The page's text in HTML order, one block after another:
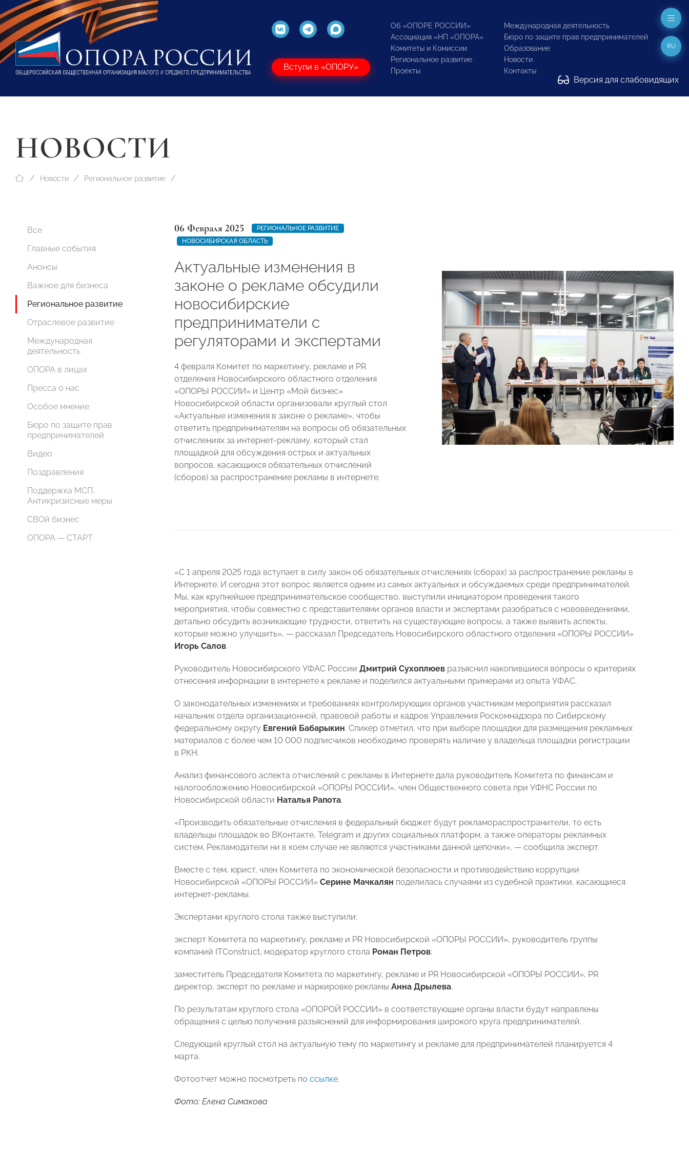
Вступи в «ОПОРУ»
Об «ОПОРЕ РОССИИ»
Ассоциация «НП «ОПОРА»
Комитеты и Комиссии
Региональное развитие
Проекты
Международная деятельность
Бюро по защите прав предпринимателей
Образование
Новости
Контакты
Версия для слабовидящих
RU
НОВОСТИ
Новости Региональное развитие
Все
Главные события
Анонсы
Важное для бизнеса
Региональное развитие
Отраслевое развитие
Международная
деятельность
ОПОРА в лицах
Пресса о нас
Особое мнение
Бюро по защите прав
предпринимателей
Видео
Поздравления
Поддержка МСП.
Антикризисные меры
СВОй бизнес
ОПОРА — СТАРТ
06 Февраля 2025
РЕГИОНАЛЬНОЕ РАЗВИТИЕ
НОВОСИБИРСКАЯ ОБЛАСТЬ
Актуальные изменения в
законе о рекламе обсудили
новосибирские
предприниматели с
регуляторами и экспертами
4 февраля Комитет по маркетингу, рекламе и PR
отделения Новосибирского областного отделения
«ОПОРЫ РОССИИ» и Центр «Мой бизнес»
Новосибирской области организовали круглый стол
«Актуальные изменения в законе о рекламе», чтобы
ответить предпринимателям на вопросы об обязательных
отчислениях за интернет-рекламу, который стал
площадкой для обсуждения острых и актуальных
вопросов, касающихся обязательных отчислений
(сборов) за распространение рекламы в интернете.
«С 1 апреля 2025 года вступает в силу закон об обязательных отчислениях (сборах) за распространение рекламы в
Интернете. И сегодня этот вопрос является одним из самых актуальных и обсуждаемых среди предпринимателей.
Мы, как крупнейшее предпринимательское сообщество, выступили инициатором проведения такого
мероприятия, чтобы совместно с представителями органов власти и экспертами разобраться с нововведениями,
детально обсудить возникающие трудности, ответить на существующие вопросы, а также выявить аспекты,
которые можно улучшить», — рассказал Председатель Новосибирского областного отделения «ОПОРЫ РОССИИ»
Игорь Салов.
Руководитель Новосибирского УФАС России Дмитрий Сухоплюев разъяснил накопившиеся вопросы о критериях
отнесения информации в интернете к рекламе и поделился актуальными примерами из опыта УФАС.
О законодательных изменениях и требованиях контролирующих органов участникам мероприятия рассказал
начальник отдела организационной, правовой работы и кадров Управления Роскомнадзора по Сибирскому
федеральному округу Евгений Бабарыкин. Спикер отметил, что при выборе площадки для размещения рекламных
материалов с более чем 10 000 подписчиков необходимо проверять наличие у владельца площадки регистрации
в РКН.
Анализ финансового аспекта отчислений с рекламы в Интернете дала руководитель Комитета по финансам и
налогообложению Новосибирской «ОПОРЫ РОССИИ», член Общественного совета при УФНС России по
Новосибирской области Наталья Рапота.
«Производить обязательные отчисления в федеральный бюджет будут рекламораспространители, то есть
владельцы площадок во ВКонтакте, Telegram и других социальных платформ, а также операторы рекламных
систем. Рекламодатели ни в коем случае не являются участниками данной цепочки», — сообщила эксперт.
Вместе с тем, юрист, член Комитета по экономической безопасности и противодействию коррупции
Новосибирской «ОПОРЫ РОССИИ» Серине Мачкалян поделилась случаями из судебной практики, касающиеся
интернет-рекламы.
Экспертами круглого стола также выступили:
эксперт Комитета по маркетингу, рекламе и PR Новосибирской «ОПОРЫ РОССИИ», руководитель группы
компаний ITConstruct, модератор круглого стола Роман Петров;
заместитель Председателя Комитета по маркетингу, рекламе и PR Новосибирской «ОПОРЫ РОССИИ», PR
директор, эксперт по рекламе и маркировке рекламы Анна Дрылева.
По результатам круглого стола «ОПОРОЙ РОССИИ» в соответствующие органы власти будут направлены
обращения с целью получения разъяснений для информирования широкого круга предпринимателей.
Следующий круглый стол на актуальную тему по маркетингу и рекламе для предпринимателей планируется 4
марта.
Фотоотчет можно посмотреть по ссылке.
Фото: Елена Симакова